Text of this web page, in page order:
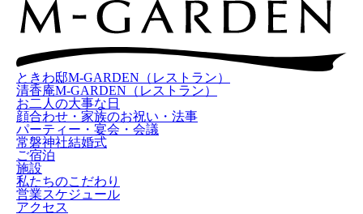
ときわ邸M-GARDEN （レストラン）
清香庵M-GARDEN （レストラン）
お二人の大事な日
顔合わせ・家族のお祝い・法事
パーティー・宴会・会議
常磐神社結婚式
ご宿泊
施設
私たちのこだわり
営業スケジュール
アクセス